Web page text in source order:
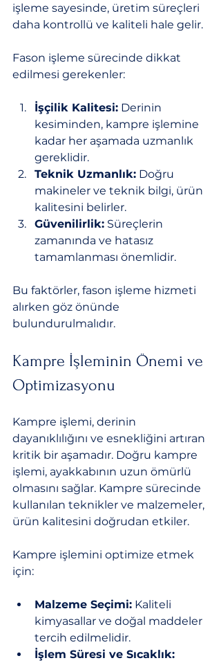
işleme sayesinde, üretim süreçleri
daha kontrollü ve kaliteli hale gelir.
Fason işleme sürecinde dikkat
edilmesi gerekenler:
İşçilik Kalitesi: Derinin
kesiminden, kampre işlemine
kadar her aşamada uzmanlık
gereklidir.
Teknik Uzmanlık: Doğru
makineler ve teknik bilgi, ürün
kalitesini belirler.
Güvenilirlik: Süreçlerin
zamanında ve hatasız
tamamlanması önemlidir.
Bu faktörler, fason işleme hizmeti
alırken göz önünde
bulundurulmalıdır.
Kampre İşleminin Önemi ve
Optimizasyonu
Kampre işlemi, derinin
dayanıklılığını ve esnekliğini artıran
kritik bir aşamadır. Doğru kampre
işlemi, ayakkabının uzun ömürlü
olmasını sağlar. Kampre sürecinde
kullanılan teknikler ve malzemeler,
ürün kalitesini doğrudan etkiler.
Kampre işlemini optimize etmek
için:
Malzeme Seçimi: Kaliteli
kimyasallar ve doğal maddeler
tercih edilmelidir.
İşlem Süresi ve Sıcaklık: